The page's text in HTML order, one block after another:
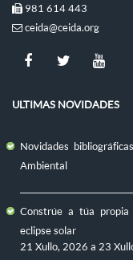
981 614 443
ceida@ceida.org
ULTIMAS NOVIDADES
Novidades
Ambiental
Constrúe a túa propia
eclipse solar
21 Xullo, 2026 a 23